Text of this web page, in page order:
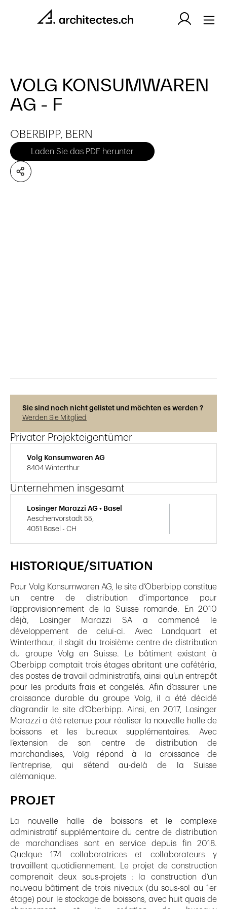
VOLG KONSUMWAREN
AG - F
OBERBIPP, BERN
Laden Sie das PDF herunter
HISTORIQUE/SITUATION
Pour Volg Konsumwaren AG, le site d’Oberbipp constitue
un centre de distribution d’importance pour
l’approvisionnement de la Suisse romande. En 2010
déjà, Losinger Marazzi SA a commencé le
développement de celui-ci. Avec Landquart et
Winterthour, il s’agit du troisième centre de distribution
du groupe Volg en Suisse. Le bâtiment existant à
Oberbipp comptait trois étages abritant une cafétéria,
des postes de travail administratifs, ainsi qu’un entrepôt
pour les produits frais et congelés. Afin d’assurer une
croissance durable du groupe Volg, il a été décidé
d’agrandir le site d’Oberbipp. Ainsi, en 2017, Losinger
Marazzi a été retenue pour réaliser la nouvelle halle de
boissons et les bureaux supplémentaires. Avec
l’extension de son centre de distribution de
marchandises, Volg répond à la croissance de
l’entreprise, qui s’étend au-delà de la Suisse
alémanique.
PROJET
La nouvelle halle de boissons et le complexe
administratif supplémentaire du centre de distribution
de marchandises sont en service depuis fin 2018.
Quelque 174 collaboratrices et collaborateurs y
travaillent quotidiennement. Le projet de construction
comprenait deux sous-projets : la construction d’un
nouveau bâtiment de trois niveaux (du sous-sol au 1er
étage) pour le stockage de boissons, avec huit quais de
Sie sind noch nicht gelistet und möchten es werden ?
Werden Sie Mitglied
Privater Projekteigentümer
Volg Konsumwaren AG
8404 Winterthur
Unternehmen insgesamt
Losinger Marazzi AG • Basel
Aeschenvorstadt 55,
4051 Basel - CH